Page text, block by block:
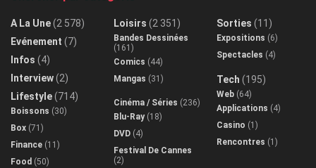
A La Une(2 578)
Evénement (7)
Infos (4)
Interview(2)
Lifestyle(714)
Boissons (30)
Box (71)
Finance (11)
Food (50)
Loisirs (2 351)
Bandes Dessinées
(161)
Comics (44)
Mangas (31)
Cinéma / Séries (236)
Blu-Ray(18)
DVD (4)
Festival De Cannes
(2)
Sorties (11)
Expositions (6)
Spectacles (4)
Tech (195)
Web (64)
Applications (4)
Casino (1)
Rencontres (1)